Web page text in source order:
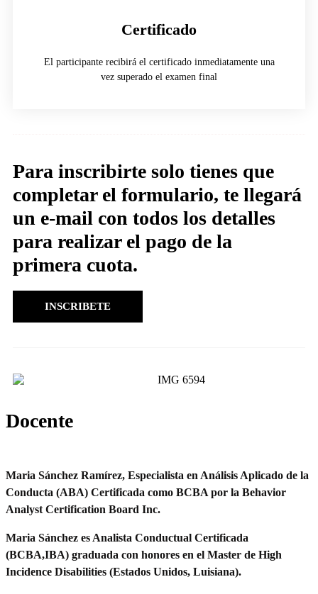
Certificado
El participante recibirá el certificado inmediatamente una
vez superado el examen final
Para inscribirte solo tienes que
completar el formulario, te llegará
un e-mail con todos los detalles
para realizar el pago de la
primera cuota.
INSCRIBETE
Docente
Maria Sánchez Ramírez, Especialista en Análisis Aplicado de la
Conducta (ABA) Certificada como BCBA por la Behavior
Analyst Certification Board Inc.
Maria Sánchez es Analista Conductual Certificada
(BCBA,IBA) graduada con honores en el Master de High
Incidence Disabilities (Estados Unidos, Luisiana).